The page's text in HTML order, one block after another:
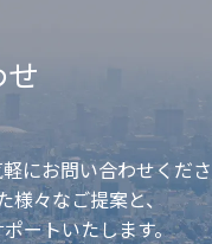
にお問い合わせくだ
様々なご提案と、
ートいたします。